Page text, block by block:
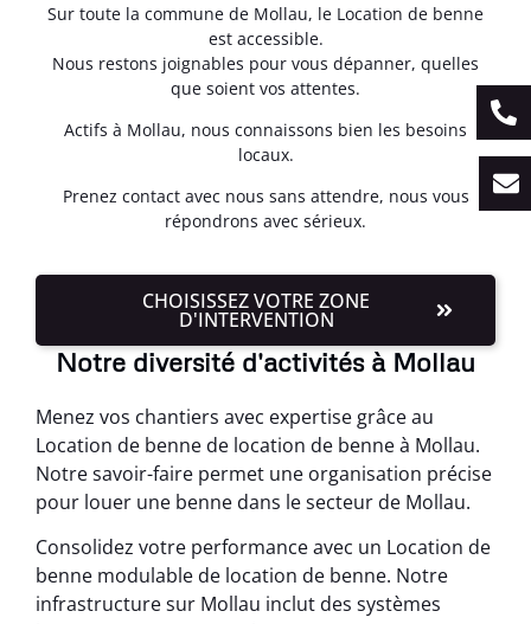
Sur toute la commune de Mollau, le Location de benne
est accessible.
Nous restons joignables pour vous dépanner, quelles
que soient vos attentes.
Actifs à Mollau, nous connaissons bien les besoins
locaux.
Prenez contact avec nous sans attendre, nous vous
répondrons avec sérieux.
CHOISISSEZ VOTRE ZONE
D'INTERVENTION
Notre diversité d'activités à Mollau
Menez vos chantiers avec expertise grâce au
Location de benne de location de benne à Mollau.
Notre savoir-faire permet une organisation précise
pour louer une benne dans le secteur de Mollau.
Consolidez votre performance avec un Location de
benne modulable de location de benne. Notre
infrastructure sur Mollau inclut des systèmes